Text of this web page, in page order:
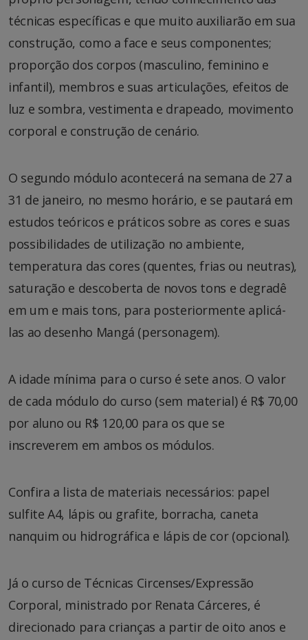
técnicas específicas e que muito auxiliarão em sua
construção, como a face e seus componentes;
proporção dos corpos (masculino, feminino e
infantil), membros e suas articulações, efeitos de
luz e sombra, vestimenta e drapeado, movimento
corporal e construção de cenário.
O segundo módulo acontecerá na semana de 27 a
31 de janeiro, no mesmo horário, e se pautará em
estudos teóricos e práticos sobre as cores e suas
possibilidades de utilização no ambiente,
temperatura das cores (quentes, frias ou neutras),
saturação e descoberta de novos tons e degradê
em um e mais tons, para posteriormente aplicá-
las ao desenho Mangá (personagem).
A idade mínima para o curso é sete anos. O valor
de cada módulo do curso (sem material) é R$ 70,00
por aluno ou R$ 120,00 para os que se
inscreverem em ambos os módulos.
Confira a lista de materiais necessários: papel
sulfite A4, lápis ou grafite, borracha, caneta
nanquim ou hidrográfica e lápis de cor (opcional).
Já o curso de Técnicas Circenses/Expressão
Corporal, ministrado por Renata Cárceres, é
direcionado para crianças a partir de oito anos e